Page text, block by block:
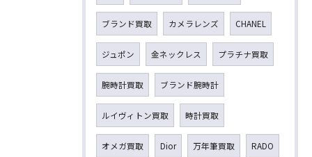
ブランド買取 カメラレンズ CHANEL
ジュポン 金ネックレス プラチナ買取
腕時計買取 ブランド腕時計
ルイヴィトン買取 時計買取
オメガ買取 Dior 万年筆買取 RADO